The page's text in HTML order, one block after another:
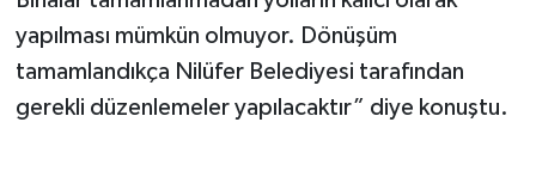
yapılması mümkün olmuyor. Dönüşüm
tamamlandıkça Nilüfer Belediyesi tarafından
gerekli düzenlemeler yapılacaktır” diye konuştu.